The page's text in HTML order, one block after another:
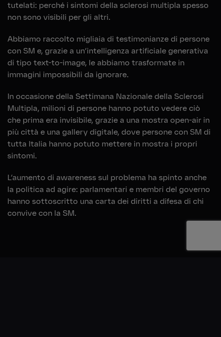
tutelati: perché i sintomi della sclerosi multipla spesso
non sono visibili per gli altri.
Abbiamo raccolto migliaia di testimonianze di persone
con SM e, grazie a un’intelligenza artificiale generativa
di tipo text-to-image, le abbiamo trasformate in
immagini impossibili da ignorare.
In occasione della Settimana Nazionale della Sclerosi
Multipla, milioni di persone hanno potuto vedere ciò
che prima era invisibile, grazie a una mostra open-air in
più città e una gallery digitale, dove persone con SM di
tutta Italia hanno potuto mettere in mostra i propri
sintomi.
L’aumento di awareness sul problema ha spinto anche
la politica ad agire: parlamentari e membri del governo
hanno sottoscritto una carta dei diritti a difesa di chi
convive con la SM.